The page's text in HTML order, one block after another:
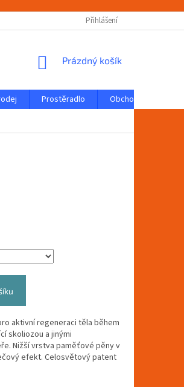
PRO ODSTOUPENÍ OD SMLOUVY
Přihlášení
NÁKUPNÍ
Prázdný košík
Prostěradlo Obchodní podmínky
aktivní regeneraci těla během
skoliozou a jinými
Nižší vrstva paměťové pěny v
efekt. Celosvětový patent